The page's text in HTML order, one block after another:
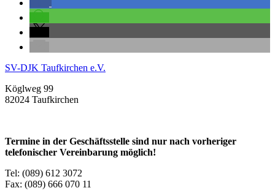
SV-DJK Taufkirchen e.V.
Köglweg 99
82024 Taufkirchen
Termine in der Geschäftsstelle sind nur nach vorheriger
telefonischer Vereinbarung möglich!
Tel: (089) 612 3072
Fax: (089) 666 070 11